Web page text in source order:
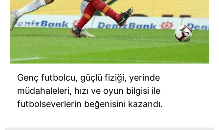
Genç futbolcu, güçlü fiziği, yerinde
müdahaleleri, hızı ve oyun bilgisi ile
futbolseverlerin beğenisini kazandı.